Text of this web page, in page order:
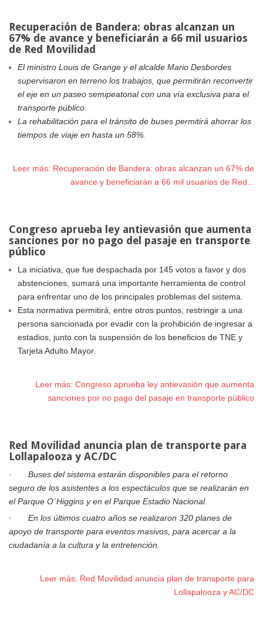
Recuperación de Bandera: obras alcanzan un
67% de avance y beneficiarán a 66 mil usuarios
de Red Movilidad
El ministro Louis de Grange y el alcalde Mario Desbordes
supervisaron en terreno los trabajos, que permitirán reconvertir
el eje en un paseo semipeatonal con una vía exclusiva para el
transporte público.
La rehabilitación para el tránsito de buses permitirá ahorrar los
tiempos de viaje en hasta un 58%.
Leer más: Recuperación de Bandera: obras alcanzan un 67% de
avance y beneficiarán a 66 mil usuarios de Red...
Congreso aprueba ley antievasión que aumenta
sanciones por no pago del pasaje en transporte
público
La iniciativa, que fue despachada por 145 votos a favor y dos
abstenciones, sumará una importante herramienta de control
para enfrentar uno de los principales problemas del sistema.
Esta normativa permitirá, entre otros puntos, restringir a una
persona sancionada por evadir con la prohibición de ingresar a
estadios, junto con la suspensión de los beneficios de TNE y
Tarjeta Adulto Mayor.
Leer más: Congreso aprueba ley antievasión que aumenta
sanciones por no pago del pasaje en transporte público
Red Movilidad anuncia plan de transporte para
Lollapalooza y AC/DC
· Buses del sistema estarán disponibles para el retorno
seguro de los asistentes a los espectáculos que se realizarán en
el Parque O´Higgins y en el Parque Estadio Nacional.
· En los últimos cuatro años se realizaron 320 planes de
apoyo de transporte para eventos masivos, para acercar a la
ciudadanía a la cultura y la entretención.
Leer más: Red Movilidad anuncia plan de transporte para
Lollapalooza y AC/DC